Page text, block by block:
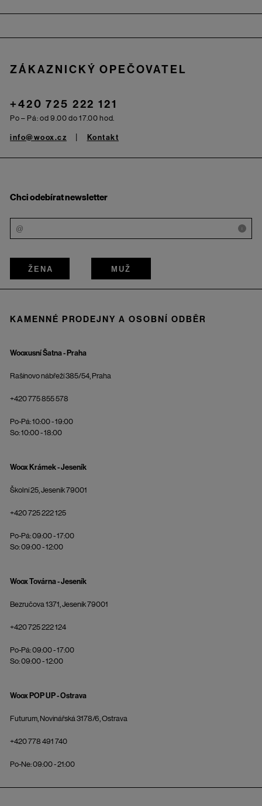
ZÁKAZNICKÝ OPEČOVATEL
+420 725 222 121
Po – Pá: od 9.00 do 17.00 hod.
info@woox.cz Kontakt
Chci odebírat newsletter
i
ŽENA MUŽ
KAMENNÉ PRODEJNY A OSOBNÍ ODBĚR
Wooxusní Šatna - Praha
Rašínovo nábřeží 385/54, Praha
+420 775 855 578
Po-Pá: 10:00 - 19:00
So: 10:00 - 18:00
Woox Krámek - Jeseník
Školní 25, Jeseník 79001
+420 725 222 125
Po-Pá: 09:00 - 17:00
So: 09:00 - 12:00
Woox Továrna - Jeseník
Bezručova 1371, Jeseník 79001
+420 725 222 124
Po-Pá: 09:00 - 17:00
So: 09:00 - 12:00
Woox POP UP - Ostrava
Futurum, Novinářská 3178/6, Ostrava
+420 778 491 740
Po-Ne: 09:00 - 21:00